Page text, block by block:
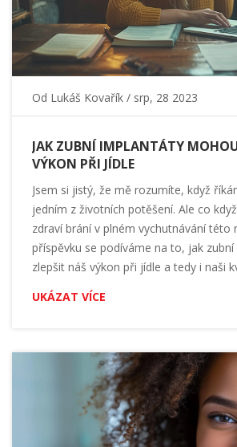
Od Lukáš Kovařík / srp, 28 2023
JAK ZUBNÍ IMPLANTÁTY
VÝKON PŘI JÍDLE
Jsem si jistý, že mě rozumíte, když
jedním z životních potěšení. Ale co
zdraví brání v plném vychutnávání této
příspěvku se podíváme na to, jak
zlepšit náš výkon při jídle a tedy i naši
pomoci lidem se špatným zubním
UKÁZAT VÍCE